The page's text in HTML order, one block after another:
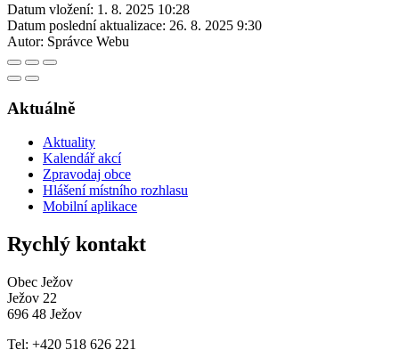
Datum vložení: 1. 8. 2025 10:28
Datum poslední aktualizace: 26. 8. 2025 9:30
Autor: Správce Webu
Aktuálně
Aktuality
Kalendář akcí
Zpravodaj obce
Hlášení místního rozhlasu
Mobilní aplikace
Rychlý kontakt
Obec Ježov
Ježov 22
696 48 Ježov
Tel: +420 518 626 221